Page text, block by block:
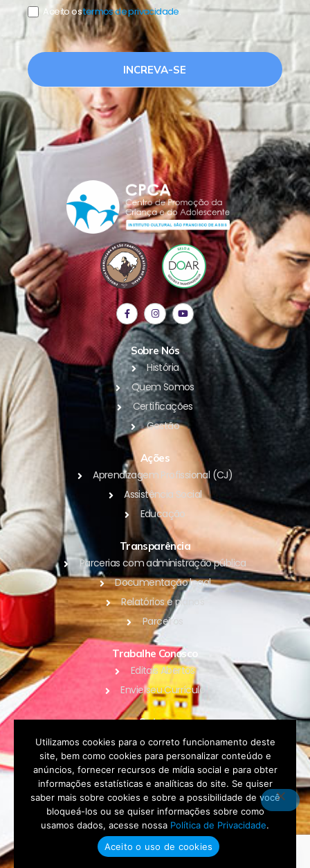
Aceito ostermos de privacidade.
INCREVA-SE
Sobre Nós
História
Quem Somos
Certificações
Gestão
Ações
Aprendizagem Profissional (CJ)
Assistência Social
Educação
Transparência
Parcerias com administração pública
Documentação legal
Relatórios e planos
Parceiros
Trabalhe Conosco
Editais Abertos
Envie seu Currículo
Outros
Blog
Contato
Política de Privacidade
DOAR
Utilizamos cookies para o correto funcionamento deste
site, bem como cookies para personalizar conteúdo e
anúncios, fornecer recursos de mídia social e para obter
informações estatísticas e analíticas do site. Se quiser
saber mais sobre cookies e sobre a possibilidade de você
bloqueá-los ou se quiser informações sobre como
usamos dados, acesse nossa Política de Privacidade.
Aceito o uso de cookies
Fale conosco